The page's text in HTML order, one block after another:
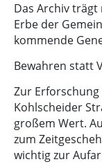
Das Archiv
Erbe der
kommende
Bewahren statt
Zur
Kohlscheider
großem Wert.
zum
wichtig zur